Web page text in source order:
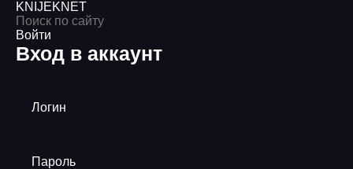
KNIJEKNET
Войти
Вход в аккаунт
Логин
Пароль